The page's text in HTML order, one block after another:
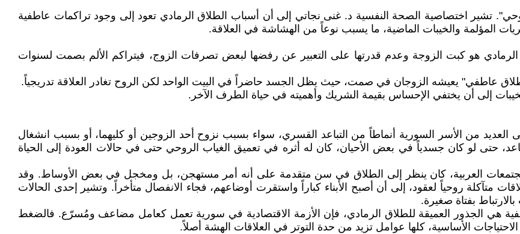
تشير اختصاصية الصحة النفسية د. غنى نجاتي إلى أن أسباب الطلاق الرمادي تعود إلى وجود تراكمات عاطفية
المؤلمة والخيبات الماضية، ما يسبب نوعاً من الهشاشة في العلاقة.
هو كبت الزوجة وعدم قدرتها على التعبير عن رفضها لبعض تصرفات الزوج، فيتراكم الألم بصمت لسنوات
عاطفي" يعيشه الزوجان في صمت، حيث يظل الجسد حاضراً في البيت الواحد لكن الروح تغادر العلاقة تدريجياً.
إلى أن يختفي الإحساس بقيمة الشريك وأهميته في حياة الطرف الآخر.
من الأسر السورية أنماطاً من التباعد القسري، سواء بسبب نزوح أحد الزوجين أو كليهما، أو بسبب انشغال
حتى لو كان جسدياً في بعض الأحيان، كان له أثره في تعميق الغياب الروحي حتى في حالات العودة إلى الحياة
المجتمعات العربية، كان ينظر إلى الطلاق في سن متقدمة على أنه أمر مستهجن، بل ومخجل في بعض الأوساط. وقد
متآكلة روحياً لعقود، إلى أن أصبح الأبناء كباراً واستقرت أوضاعهم، فجاء الانفصال متأخراً. وتشير إحدى الحالات
بفتاة صغيرة.
هي الجذور العميقة للطلاق الرمادي، فإن الأزمة الاقتصادية في سورية تعمل كعامل مضاعف ومُسرّع. فالضغط
الأساسية، كلها عوامل تزيد من حدة التوتر في العلاقات الهشة أصلاً.